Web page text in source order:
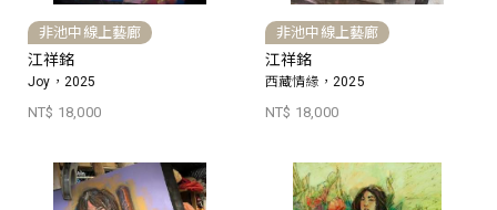
非池中線上藝廊
江祥銘
Joy，2025
NT$ 18,000
非池中線上藝廊
江祥銘
西藏情緣，2025
NT$ 18,000